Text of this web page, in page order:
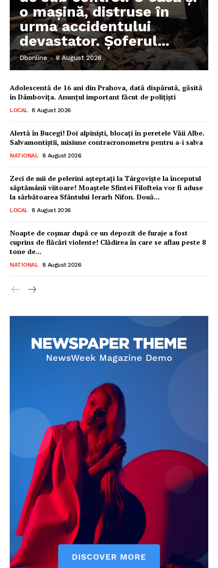
o mașină, distruse în
urma accidentului
devastator. Șoferul...
Dbonline - 8 August 2026
Adolescentă de 16 ani din Prahova, dată dispărută, găsită
în Dâmbovița. Anunțul important făcut de polițiști
LOCAL 8 August 2026
Alertă în Bucegi! Doi alpiniști, blocați în peretele Văii Albe.
Salvamontiștii, misiune contracronometru pentru a-i salva
NATIONAL 8 August 2026
Zeci de mii de pelerini așteptați la Târgoviște la începutul
săptămânii viitoare! Moaștele Sfintei Filofteia vor fi aduse
la sărbătoarea Sfântului Ierarh Nifon. Două...
LOCAL 8 August 2026
Noapte de coșmar după ce un depozit de furaje a fost
cuprins de flăcări violente! Clădirea în care se aflau peste 8
tone de...
NATIONAL 8 August 2026